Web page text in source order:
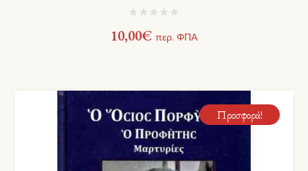
10,00€ περ. ΦΠΑ
Προσφορά!